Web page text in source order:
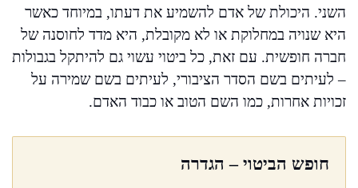
השני. היכולת של אדם להשמיע את דעתו, במיוחד כאשר
היא שנויה במחלוקת או לא מקובלת, היא מדד לחוסנה של
חברה חופשית. עם זאת, כל ביטוי עשוי גם להיתקל בגבולות
– לעיתים בשם הסדר הציבורי, לעיתים בשם שמירה על
זכויות אחרות, כמו השם הטוב או כבוד האדם.
חופש הביטוי – הגדרה